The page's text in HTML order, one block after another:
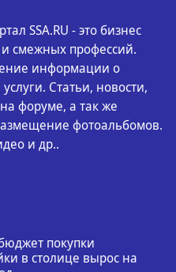
SSA.RU - это бизнес
и смежных профессий.
информации о
Статьи, новости,
форуме, а так же
фотоальбомов.
и др..
покупки
в столице вырос на